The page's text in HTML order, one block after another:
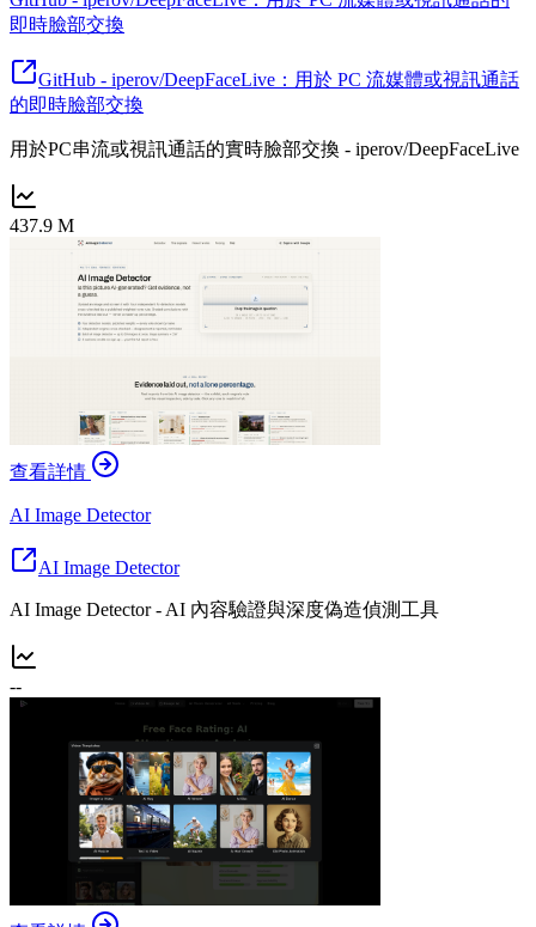
即時臉部交換
GitHub - iperov/DeepFaceLive：用於 PC 流媒體或視訊通話
的即時臉部交換
用於PC串流或視訊通話的實時臉部交換 - iperov/DeepFaceLive
437.9 M
查看詳情
AI Image Detector
AI Image Detector
AI Image Detector - AI 內容驗證與深度偽造偵測工具
--